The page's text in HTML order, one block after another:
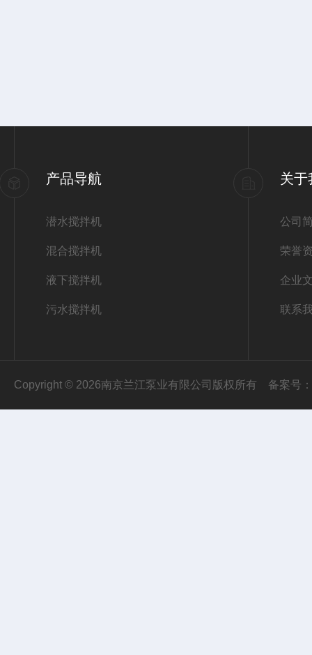
产品导航
潜水搅拌机
混合搅拌机
液下搅拌机
污水搅拌机
关于
公司
荣誉
企业
联系
Copyright © 2026南京兰江泵业有限公司版权所有 备案号